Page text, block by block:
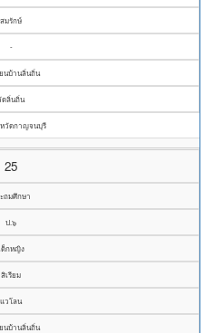
สมรักษ์
-
ยนบ้านลิ่นถิ่น
ดลิ่นถิ่น
วัดกาญจนบุรี
25
ถมศึกษา
ป.๖
ด็กหญิง
สิเรียม
แวโลน
ยนบ้านลิ่นถิ่น